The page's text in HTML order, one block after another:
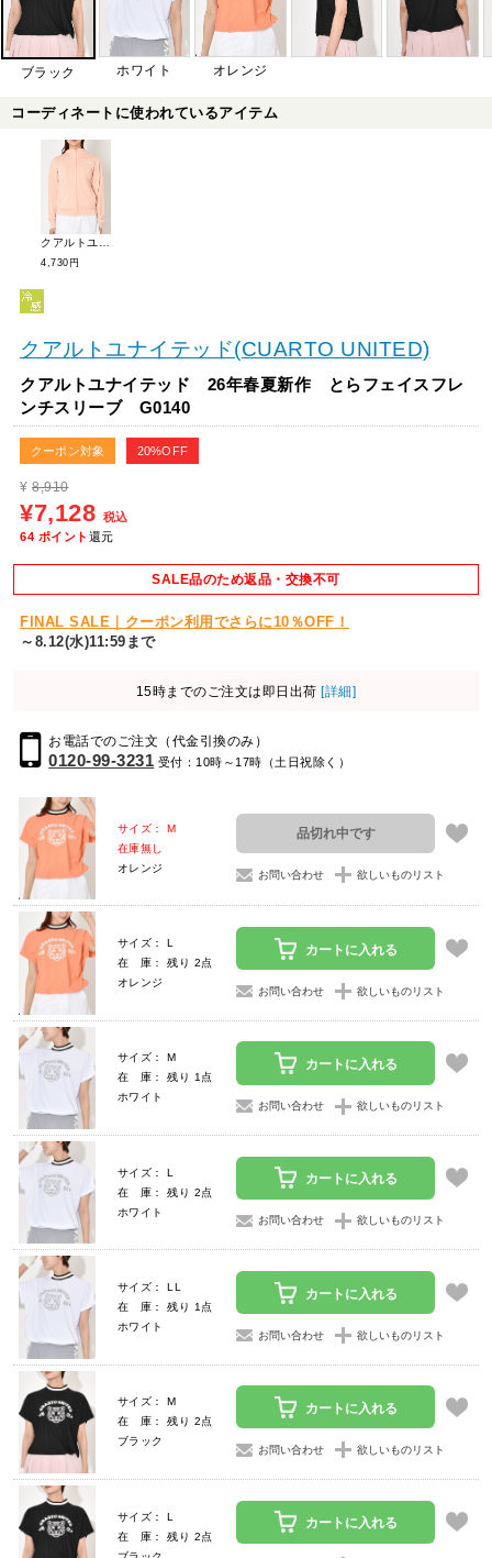
ブラック ホワイト オレンジ
コーディネートに使われているアイテム
4,730円
クアルトユナイテッド(CUARTO UNITED)
クアルトユナイテッド 26年春夏新作 とらフェイスフレ
ンチスリーブ G0140
クーポン対象 20%OFF
¥ 8,910
¥7,128 税込
64 ポイント 還元
SALE品のため返品・交換不可
FINAL SALE｜クーポン利用でさらに10％OFF！
～8.12(水)11:59まで
15時までのご注文は即日出荷 [詳細]
お電話でのご注文（代金引換のみ）
0120-99-3231 受付：10時～17時（土日祝除く）
サイズ： M
在庫無し
オレンジ
品切れ中です
お問い合わせ 欲しいものリスト
サイズ： L
在 庫： 残り 2点
オレンジ
カートに入れる
お問い合わせ 欲しいものリスト
サイズ： M
在 庫： 残り 1点
ホワイト
カートに入れる
お問い合わせ 欲しいものリスト
サイズ： L
在 庫： 残り 2点
ホワイト
カートに入れる
お問い合わせ 欲しいものリスト
サイズ： LL
在 庫： 残り 1点
ホワイト
カートに入れる
お問い合わせ 欲しいものリスト
サイズ： M
在 庫： 残り 2点
ブラック
カートに入れる
お問い合わせ 欲しいものリスト
サイズ： L
在 庫： 残り 2点
カートに入れる